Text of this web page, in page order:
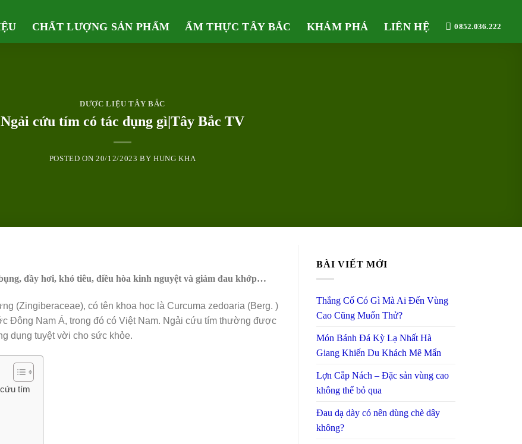
CHẤT LƯỢNG SẢN PHẨM ẨM THỰC TÂY BẮC KHÁM PHÁ LIÊN HỆ 0852.036.222
DƯỢC LIỆU TÂY BẮC
Ngải cứu tím có tác dụng gì|Tây Bắc TV
POSTED ON20/12/2023 BYHUNG KHA
đầy hơi, khó tiêu, điều hòa kinh nguyệt và giảm đau khớp…
(Zingiberaceae), có tên khoa học là Curcuma zedoaria (Berg. )
Đông Nam Á, trong đó có Việt Nam. Ngải cứu tím thường được
dụng tuyệt vời cho sức khỏe.
tím
BÀI VIẾT MỚI
Thắng Cố Có Gì Mà Ai Đến Vùng
Cao Cũng Muốn Thử?
Món Bánh Đá Kỳ Lạ Nhất Hà
Giang Khiến Du Khách Mê Mẩn
Lợn Cắp Nách – Đặc sản vùng cao
không thể bỏ qua
Đau dạ dày có nên dùng chè dây
không?